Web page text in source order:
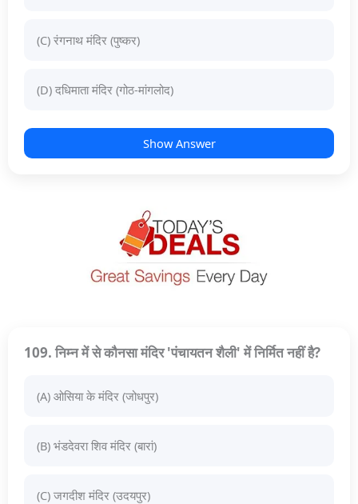
(C) रंगनाथ मंदिर (पुष्कर)
(D) दधिमाता मंदिर (गोठ-मांगलोद)
Show Answer
109. निम्न में से कौनसा मंदिर 'पंचायतन शैली' में निर्मित नहीं है?
(A) ओसिया के मंदिर (जोधपुर)
(B) भंडदेवरा शिव मंदिर (बारां)
(C) जगदीश मंदिर (उदयपुर)